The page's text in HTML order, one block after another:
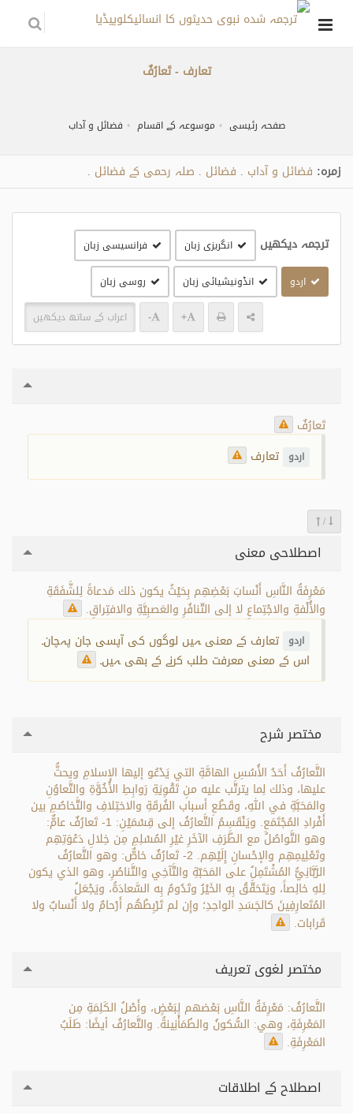
تعارف - تَعارُفٌ
صفحہ رئیسی موسوعہ کے اقسام فضائل و آداب
زمره: فضائل و آداب فضائل صلہ رحمی کے فضائل
ترجمہ دیکھیں انگریزی زبان فرانسیسی زبان
اردو انڈونیشیائی زبان روسی زبان
+
- اعراب کے ساتھ دیکھیں
تَعارُفٌ
اردو تعارف
/
اصطلاحی معنی
مَعْرِفَةُ النَّاسِ أَنْسابَ بَعْضِهِم بِحَيْثُ يكون ذلك مَدعاةً لِلشَّفَقَةِ
والأُلْفةِ والاجْتِماعِ لا إلى التّنافُرِ والعَصبِيَّةِ والافتِراقِ.
اردو تعارف کے معنی ہیں لوگوں کی آپسی جان پہچان۔
اس کے معنی معرفت طلب کرنے کے بھی ہیں۔
مختصر شرح
التَّعارُفُ أَحَدُ الأُسُسِ الهامَّةِ التي يَدْعُو إليها الإسلامِ ويحثُّ
عليها، وذلك لِما يترتَّب عليه منِ تَقْوِيَةِ رَوابِطِ الأُخُوَّةِ والتَّعاوُنِ
والمَحَبَّةِ في اللهِ، وقَطْعِ أسباب الفُرقَةِ والاختِلافِ والتَّخاصُمِ بين
أَفْرادِ المُجْتَمَعِ. ويَنْقَسِمُ التَّعارُفُ إلى قِسْمَيْنِ: 1- تَعارُفٌ عامٌّ:
وهو التَّواصُلُ مع الطَّرَفِ الآخَرِ غيْرِ المُسْلِمِ مِن خِلالِ دَعْوَتِهِم
وتَعْلِيمِهِم والإحْسانِ إِلَيْهِم. 2- تَعارُفٌ خاصٌّ: وهو التَّعارُفُ
الرَّبَّانِيُّ المُشْتَمِلُ على المَحَبّةِ والتَّآخِي والتَّناصُرِ، وهو الذي يكون
لِلهِ خالِصاً، ويَتَحَقَّقُ بِهِ الخَيْرُ وتَدُومُ بِه السَّعادَةُ، ويَجْعَلُ
المُتَعارِفِينَ كالجَسَدِ الواحِدِ؛ وإِن لم تَرْبِطْهُم أَرْحامٌ ولا أَنْسابٌ ولا
قَرابات.
مختصر لغوی تعریف
التَّعارُفُ: مَعْرِفَةُ النَّاسِ بَعْضهم لِبَعْضٍ، وأَصْلُ الكَلِمَةِ مِن
المَعْرِفَةِ، وهي: السُّكونُ والطُمَأْنِينةُ. والتَّعارُفُ أيضًا: طَلَبُ
المَعْرِفَةِ.
اصطلاح کے اطلاقات